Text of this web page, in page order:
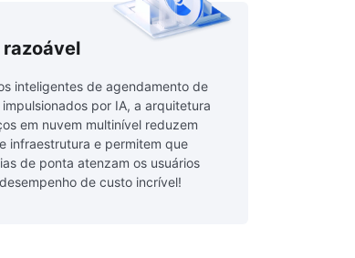
razoável
inteligentes de agendamento de
impulsionados por IA, a arquitetura
em nuvem multinível reduzem
infraestrutura e permitem que
de ponta atenzam os usuários
de custo incrível!